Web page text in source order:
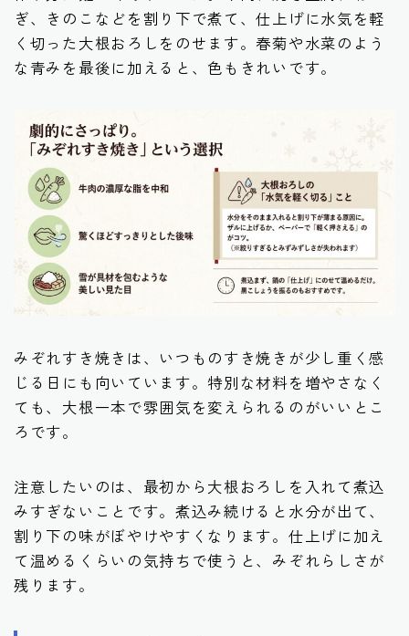
ぎ、きのこなどを割り下で煮て、仕上げに水気を軽
く切った大根おろしをのせます。春菊や水菜のよう
な青みを最後に加えると、色もきれいです。
みぞれすき焼きは、いつものすき焼きが少し重く感
じる日にも向いています。特別な材料を増やさなく
ても、大根一本で雰囲気を変えられるのがいいとこ
ろです。
注意したいのは、最初から大根おろしを入れて煮込
みすぎないことです。煮込み続けると水分が出て、
割り下の味がぼやけやすくなります。仕上げに加え
て温めるくらいの気持ちで使うと、みぞれらしさが
残ります。